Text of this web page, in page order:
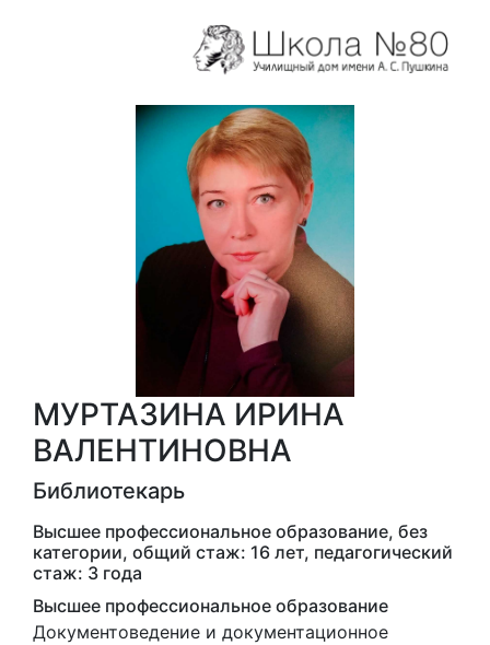
МУРТАЗИНА ИРИНА
ВАЛЕНТИНОВНА
Библиотекарь
Высшее профессиональное образование, без
категории, общий стаж: 16 лет, педагогический
стаж: 3 года
Высшее профессиональное образование
Документоведение и документационное